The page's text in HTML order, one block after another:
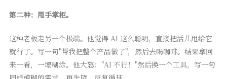
第二种：甩手掌柜。
这种老板走另一个极端。他觉得 AI 这么聪明，直接把活儿甩给它
就行了。写一句"帮我把整个产品做了"，然后去喝咖啡。结果拿回
来一看，一塌糊涂。他大怒："AI 不行！"然后换一个工具，写一句